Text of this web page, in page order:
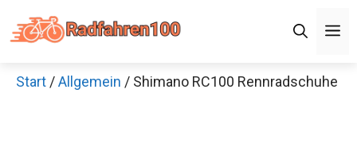
Inhalt
Start /Allgemein / Shimano RC100 Rennradschuhe